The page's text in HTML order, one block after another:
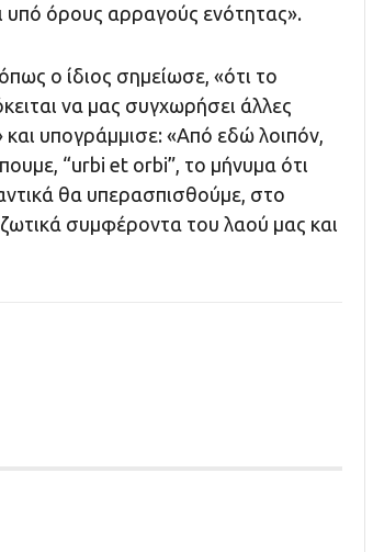
υπό όρους αρραγούς ενότητας».
ο ίδιος σημείωσε, «ότι το
να μας συγχωρήσει άλλες
και υπογράμμισε: «Από εδώ λοιπόν,
“urbi et orbi”, το μήνυμα ότι
θα υπερασπισθούμε, στο
συμφέροντα του λαού μας και